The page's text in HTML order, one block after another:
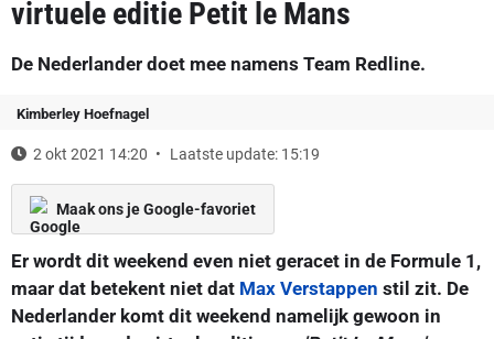
virtuele editie Petit le Mans
De Nederlander doet mee namens Team Redline.
Kimberley Hoefnagel
2 okt 2021 14:20 Laatste update: 15:19
Maak ons je Google-favoriet
Er wordt dit weekend even niet geracet in de Formule 1,
maar dat betekent niet dat Max Verstappen stil zit. De
Nederlander komt dit weekend namelijk gewoon in